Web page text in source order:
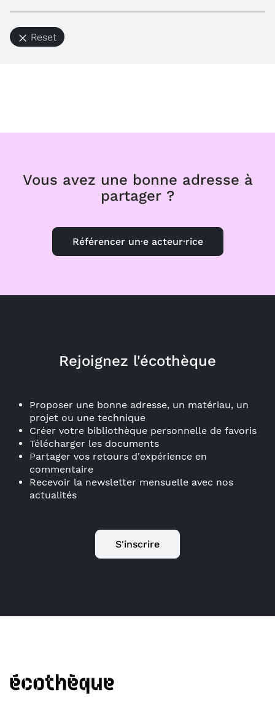
Reset
Vous avez une bonne adresse à
partager ?
Référencer un·e acteur·rice
Rejoignez l'écothèque
Proposer une bonne adresse, un matériau, un
projet ou une technique
Créer votre bibliothèque personnelle de favoris
Télécharger les documents
Partager vos retours d'expérience en
commentaire
Recevoir la newsletter mensuelle avec nos
actualités
S'inscrire